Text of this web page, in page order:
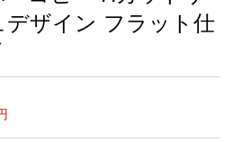
デザイン フラット仕